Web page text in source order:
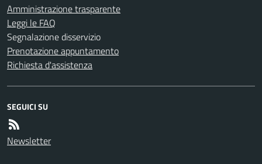
Amministrazione trasparente
Leggi le FAQ
Segnalazione disservizio
Prenotazione appuntamento
Richiesta d'assistenza
SEGUICI SU
Newsletter